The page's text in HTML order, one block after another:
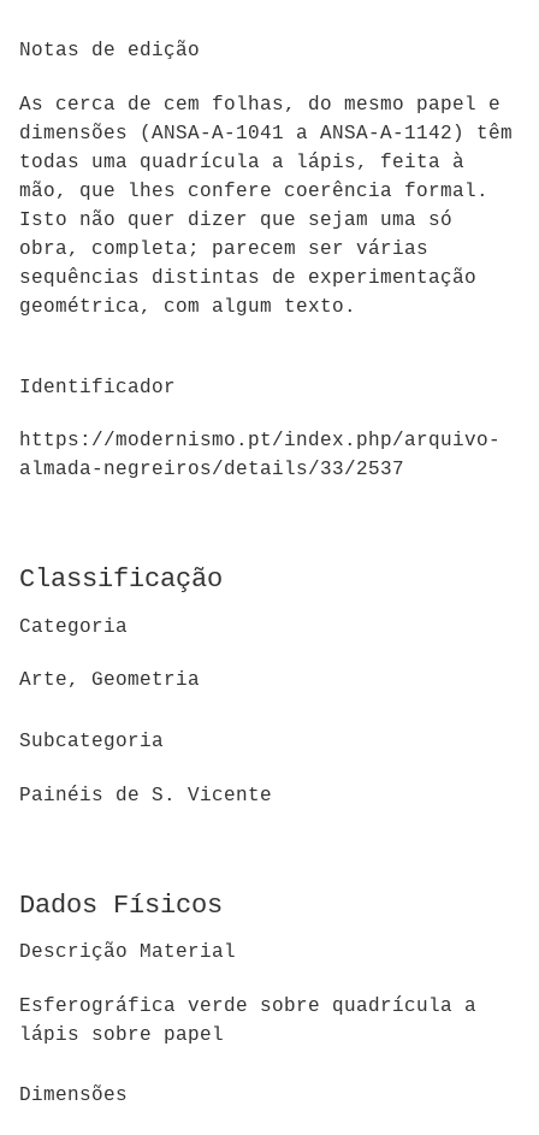
Notas de edição
As cerca de cem folhas, do mesmo papel e
dimensões (ANSA-A-1041 a ANSA-A-1142) têm
todas uma quadrícula a lápis, feita à
mão, que lhes confere coerência formal.
Isto não quer dizer que sejam uma só
obra, completa; parecem ser várias
sequências distintas de experimentação
geométrica, com algum texto.
Identificador
https://modernismo.pt/index.php/arquivo-
almada-negreiros/details/33/2537
Classificação
Categoria
Arte, Geometria
Subcategoria
Painéis de S. Vicente
Dados Físicos
Descrição Material
Esferográfica verde sobre quadrícula a
lápis sobre papel
Dimensões